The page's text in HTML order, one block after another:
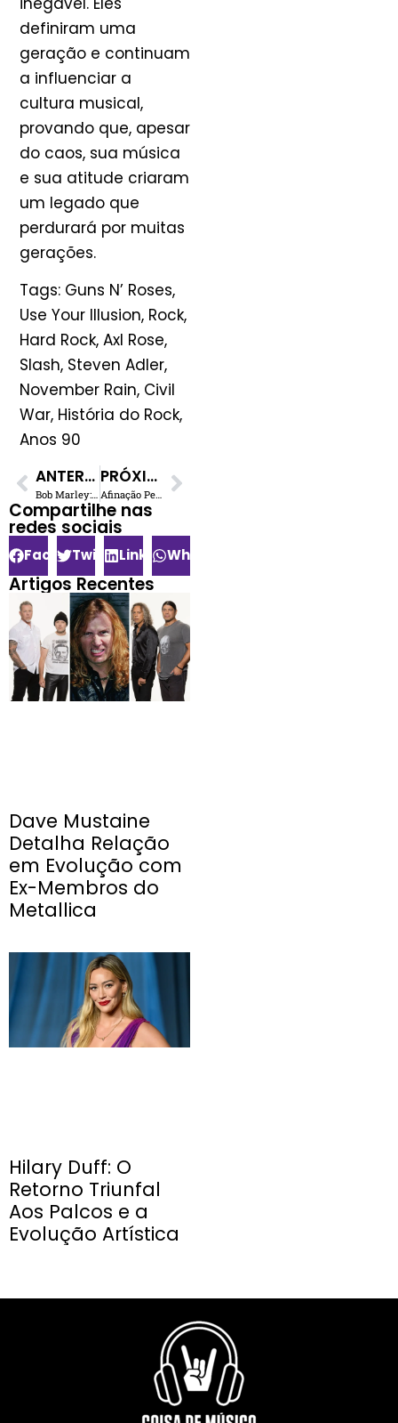
definiram uma
geração e continuam
a influenciar a
cultura musical,
provando que, apesar
do caos, sua música
e sua atitude criaram
um legado que
perdurará por muitas
gerações.
Tags: Guns N’ Roses,
Use Your Illusion, Rock,
Hard Rock, Axl Rose,
Slash, Steven Adler,
November Rain, Civil
War, História do Rock,
Anos 90
ANTERIOR
Bob Marley: O Profeta do Reggae e Seu Legado Inabalável
PRÓXIMO
Afinação Perfeita: Os Melhores Plugins de Correção Vocal
Compartilhe nas
redes sociais​
FacebookTwitterLinkedInWhatsApp
Artigos Recentes
Dave Mustaine
Detalha Relação
em Evolução com
Ex-Membros do
Metallica
Hilary Duff: O
Retorno Triunfal
Aos Palcos e a
Evolução Artística